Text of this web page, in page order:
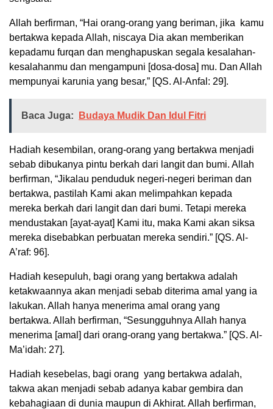
Allah berfirman, “Hai orang-orang yang beriman, jika kamu
bertakwa kepada Allah, niscaya Dia akan memberikan
kepadamu furqan dan menghapuskan segala kesalahan-
kesalahanmu dan mengampuni [dosa-dosa] mu. Dan Allah
mempunyai karunia yang besar,” [QS. Al-Anfal: 29].
Baca Juga: Budaya Mudik Dan Idul Fitri
Hadiah kesembilan, orang-orang yang bertakwa menjadi
sebab dibukanya pintu berkah dari langit dan bumi. Allah
berfirman, “Jikalau penduduk negeri-negeri beriman dan
bertakwa, pastilah Kami akan melimpahkan kepada
mereka berkah dari langit dan dari bumi. Tetapi mereka
mendustakan [ayat-ayat] Kami itu, maka Kami akan siksa
mereka disebabkan perbuatan mereka sendiri.” [QS. Al-
A’raf: 96].
Hadiah kesepuluh, bagi orang yang bertakwa adalah
ketakwaannya akan menjadi sebab diterima amal yang ia
lakukan. Allah hanya menerima amal orang yang
bertakwa. Allah berfirman, “Sesungguhnya Allah hanya
menerima [amal] dari orang-orang yang bertakwa.” [QS. Al-
Ma’idah: 27].
Hadiah kesebelas, bagi orang yang bertakwa adalah,
takwa akan menjadi sebab adanya kabar gembira dan
kebahagiaan di dunia maupun di Akhirat. Allah berfirman,